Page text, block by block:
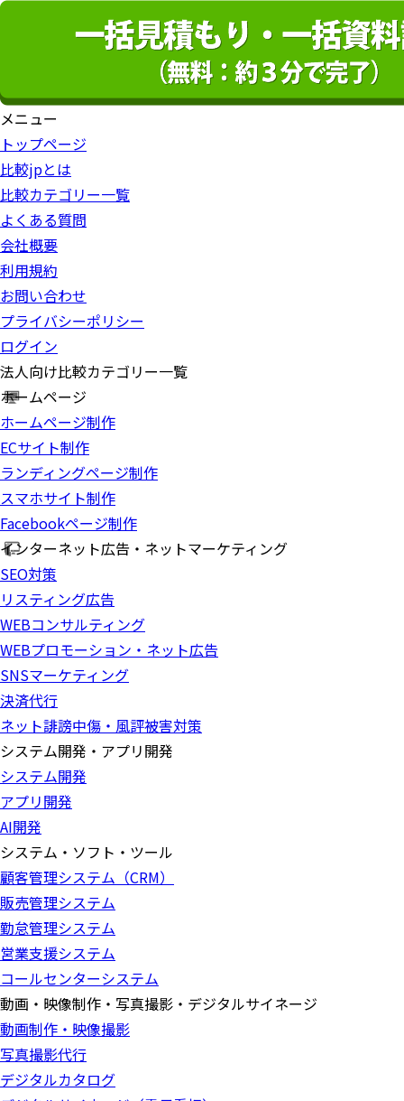
メニュー
トップページ
比較jpとは
比較カテゴリー一覧
よくある質問
会社概要
利用規約
お問い合わせ
プライバシーポリシー
ログイン
法人向け比較カテゴリー一覧
ホームページ
ホームページ制作
ECサイト制作
ランディングページ制作
スマホサイト制作
Facebookページ制作
インターネット広告・ネットマーケティング
SEO対策
リスティング広告
WEBコンサルティング
WEBプロモーション・ネット広告
SNSマーケティング
決済代行
ネット誹謗中傷・風評被害対策
システム開発・アプリ開発
システム開発
アプリ開発
AI開発
システム・ソフト・ツール
顧客管理システム（CRM）
販売管理システム
勤怠管理システム
営業支援システム
コールセンターシステム
動画・映像制作・写真撮影・デジタルサイネージ
動画制作・映像撮影
写真撮影代行
デジタルカタログ